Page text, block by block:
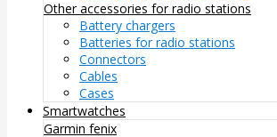
Other accessories for radio stations
Battery chargers
Batteries for radio stations
Connectors
Cables
Cases
Smartwatches
Garmin fenix